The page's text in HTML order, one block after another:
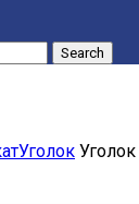
Search
Уголок